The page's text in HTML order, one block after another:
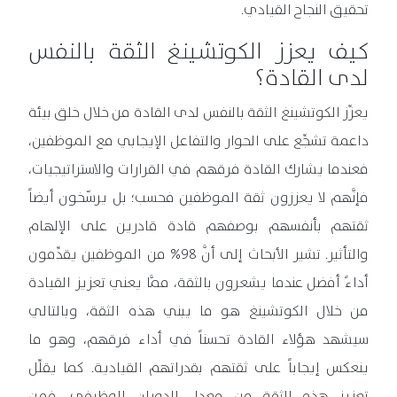
تحقيق النجاح القيادي.
كيف يعزز الكوتشينغ الثقة بالنفس
لدى القادة؟
يعزِّز الكوتشينغ الثقة بالنفس لدى القادة من خلال خلق بيئة
داعمة تشجِّع على الحوار والتفاعل الإيجابي مع الموظفين،
فعندما يشارك القادة فرقهم في القرارات والاستراتيجيات،
فإنَّهم لا يعززون ثقة الموظفين فحسب؛ بل يرسّخون أيضاً
ثقتهم بأنفسهم بوصفهم قادة قادرين على الإلهام
والتأثير. تشير الأبحاث إلى أنَّ 98% من الموظفين يقدِّمون
أداءً أفضل عندما يشعرون بالثقة، ممَّا يعني تعزيز القيادة
من خلال الكوتشينغ هو ما يبني هذه الثقة، وبالتالي
سيشهد هؤلاء القادة تحسناً في أداء فرقهم، وهو ما
ينعكس إيجاباً على ثقتهم بقدراتهم القيادية. كما يقلِّل